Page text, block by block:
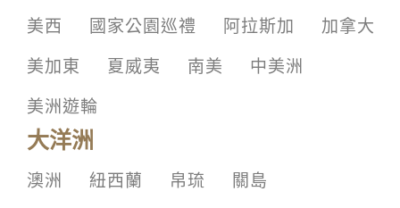
美西 國家公園巡禮 阿拉斯加
加拿大
美加東
夏威夷 南美
中美洲
美洲遊輪
大洋洲
澳洲 紐西蘭 帛琉
關島